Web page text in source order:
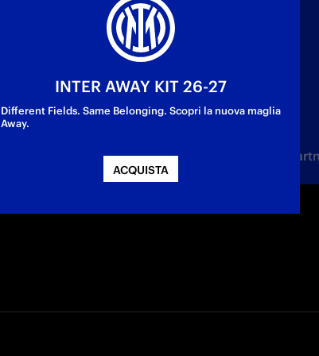
Under 23 Settore Giovanile
INTER AWAY KIT 26-27
Different Fields. Same Belonging. Scopri la nuova maglia
Away.
ACQUISTA